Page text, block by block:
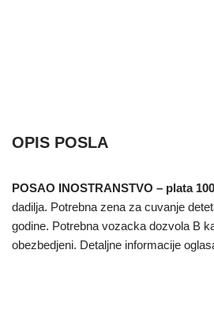
OPIS POSLA
POSAO INOSTRANSTVO – plata
dadilja. Potrebna zena za cuvanje
godine. Potrebna vozacka dozvola B
obezbedjeni. Detaljne informacije